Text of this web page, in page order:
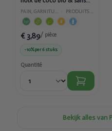
gluten 500gPAIN, GARNITURES ET PÂTISSERIE PRODUITS DE PÂTISSERIE
€ 3,89/ pièce
-10%per 6 stuks
Quantité
Bekijk alles van